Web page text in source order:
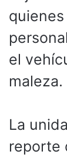
el
maleza.
La
reporte